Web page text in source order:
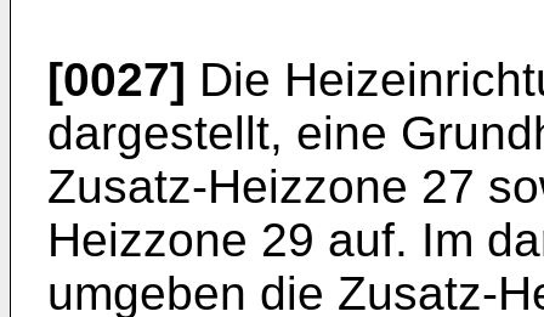
[0027] Die
dargestellt, eine
Zusatz-Heizzone 27
Heizzone 29 auf. Im
umgeben die Zusatz-